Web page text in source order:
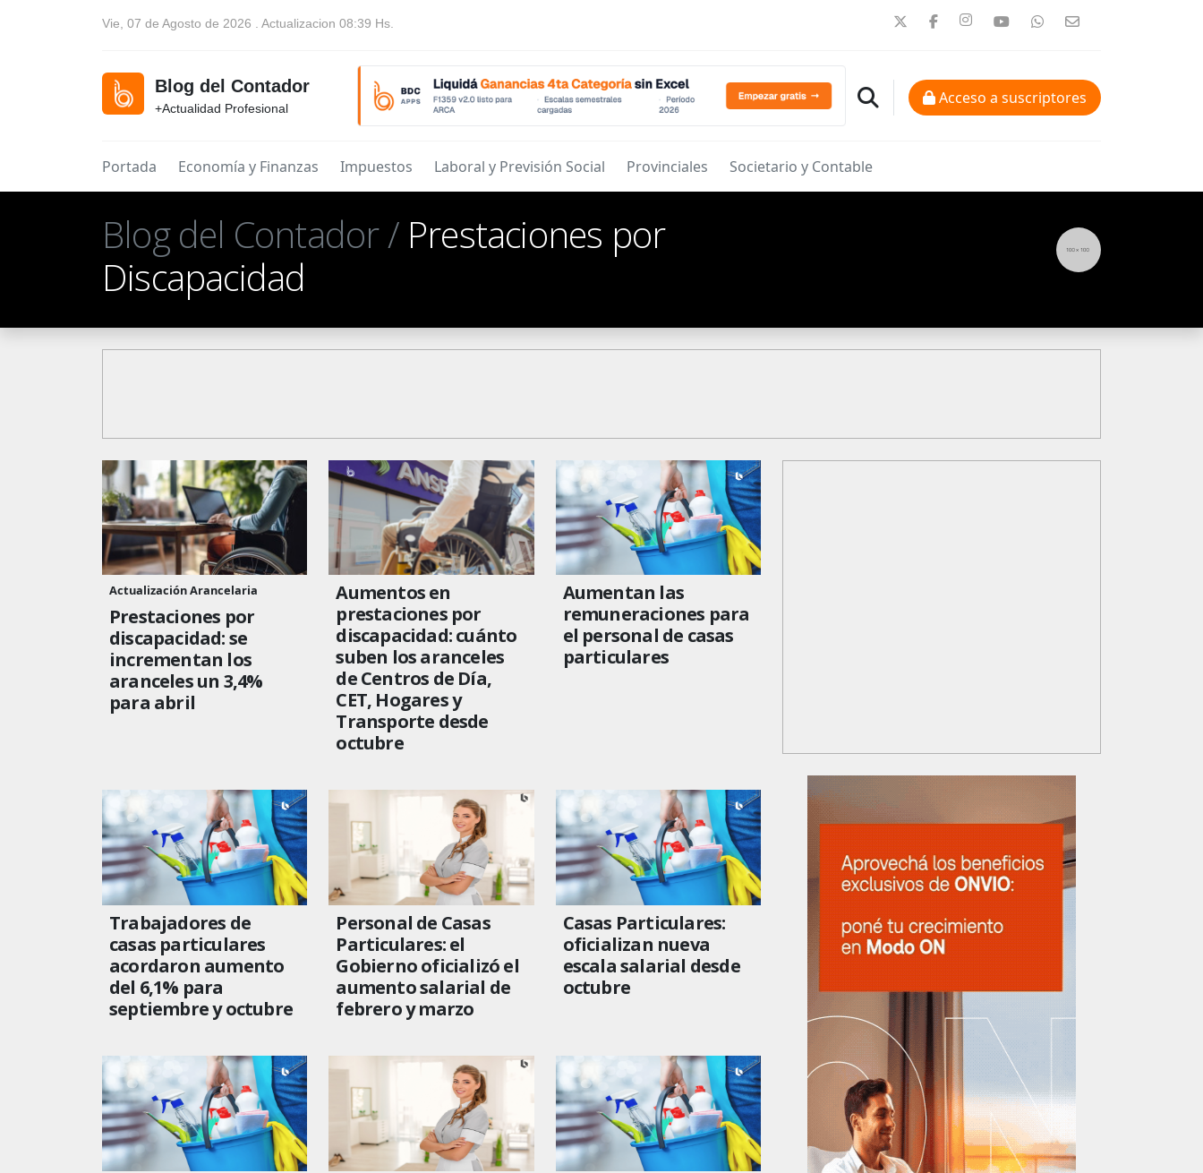
Vie, 07 de Agosto de 2026 . Actualizacion 08:39 Hs.
Blog del Contador
+Actualidad Profesional
Acceso a suscriptores
Portada Economía y Finanzas Impuestos Laboral y Previsión Social Provinciales Societario y Contable
Blog del Contador / Prestaciones por
Discapacidad
Actualización Arancelaria
Prestaciones por
discapacidad: se
incrementan los
aranceles un 3,4%
para abril
Aumentos en
prestaciones por
discapacidad: cuánto
suben los aranceles
de Centros de Día,
CET, Hogares y
Transporte desde
octubre
Aumentan las
remuneraciones para
el personal de casas
particulares
Trabajadores de
casas particulares
acordaron aumento
del 6,1% para
septiembre y octubre
Personal de Casas
Particulares: el
Gobierno oficializó el
aumento salarial de
febrero y marzo
Casas Particulares:
oficializan nueva
escala salarial desde
octubre